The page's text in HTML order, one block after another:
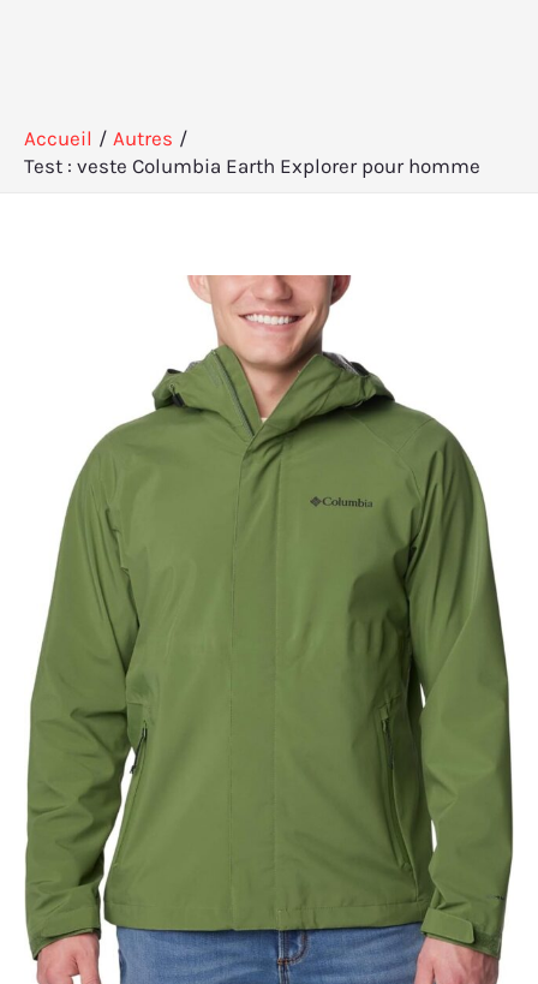
Accueil
Autres
Test : veste Columbia Earth Explorer pour homme